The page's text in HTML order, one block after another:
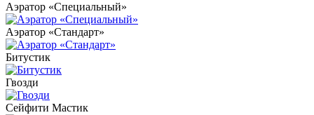
Аэратор «Специальный»
Аэратор «Стандарт»
Битустик
Гвозди
Сейфити Мастик